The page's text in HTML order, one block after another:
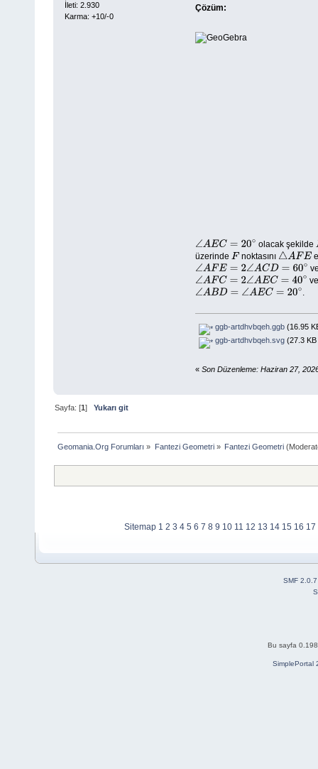
İleti: 2.930
Karma: +10/-0
Çözüm:
∠AEC=20∘ olacak şekilde
üzerinde F noktasını △AFE
∠AFE=2 ∠ACD=60∘
∠AFC=2 ∠AEC=40∘
∠ABD=∠A EC=20∘ .
ggb-artdhvbqeh.ggb(16.95
ggb-artdhvbqeh.svg(27.3 KB
« Son Düzenleme: Haziran 27,
Sayfa: [1]Yukarı git
Geomania.Org Forumları » Fantezi Geometri» Fantezi Geometri
Sitemap 1 2 3 4 5 6 7 8 9 10 11 12 13 14 15 16 17
SMF 2.0.7
Bu sayfa
SimplePortal